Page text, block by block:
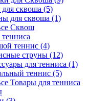
сквоша (5)
для сквоша (1)
Сквош
теннис (4)
струны (12)
для тенниса (1)
теннис (5)
Товары для тенниса